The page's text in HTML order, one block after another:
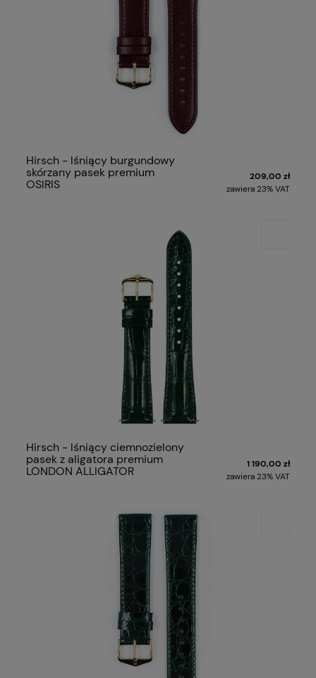
Hirsch - lśniący burgundowy
skórzany pasek premium
OSIRIS
209,00 zł
zawiera 23% VAT
Hirsch - lśniący ciemnozielony
pasek z aligatora premium
LONDON ALLIGATOR
1 190,00 zł
zawiera 23% VAT